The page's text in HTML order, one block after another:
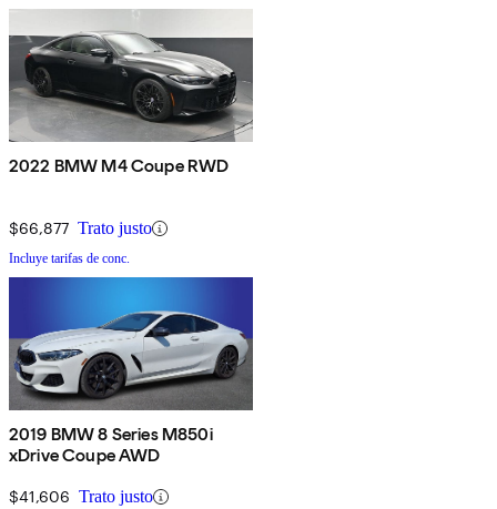
2022 BMW M4 Coupe RWD
$66,877 Trato justo
Incluye tarifas de conc.
2019 BMW 8 Series M850i
xDrive Coupe AWD
$41,606 Trato justo